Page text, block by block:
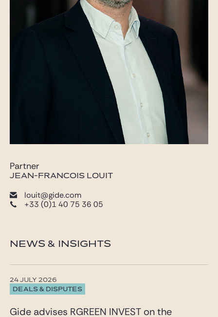
Partner
JEAN-FRANCOIS LOUIT
louit@gide.com
+33 (0)1 40 75 36 05
NEWS & INSIGHTS
DEALS & DISPUTES
24 JULY 2026
Gide advises RGREEN INVEST on the